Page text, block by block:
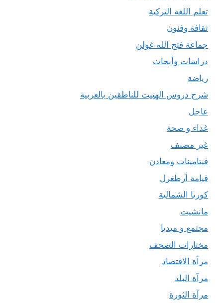
تعلم اللغة التركية
ثقافة وفنون
جماعة فتح الله غولن
دراسات وأبحاث
رياضة
شرح دروس الهتيت للناطقين بالعربية
عاجل
غذاء و صحة
غير مصنف
فيتامينات ومعادن
قيامة أرطغرل
كوريا الشمالية
مانشيت
مجتمع و ميديا
مختارات الصحف
مرآة الاقتصاد
مرآة البلد
مرآة الثورة